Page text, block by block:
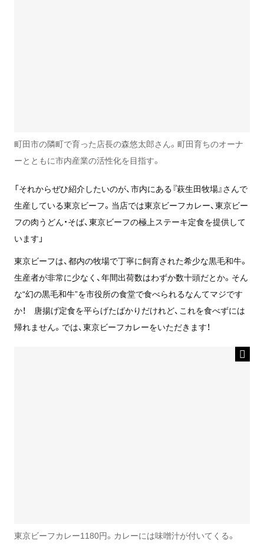
町田市の隣町で育った店長の森悠太郎さん。町田育ちのオーナ
ーとともに市内産業の活性化を目指す。
「それからぜひ紹介したいのが、市内にある『萩生田牧場』さんで
生産している東京ビーフ。当店では東京ビーフカレー、東京ビー
フの肉うどん・そば、東京ビーフの極上ステーキ定食を提供して
います」
東京ビーフは、都内の牧場で丁寧に飼育された希少な黒毛和牛。
生産者が非常に少なく、年間出荷数はわずか数十頭だとか。そん
な“幻の黒毛和牛”を市役所の食堂で食べられるなんてマジです
か！ 唐揚げ定食を平らげたばかりだけれど、これを食べずには
帰れません。では、東京ビーフカレーをいただきます！
東京ビーフカレー1180円。カレーには味噌汁が付いてくる。